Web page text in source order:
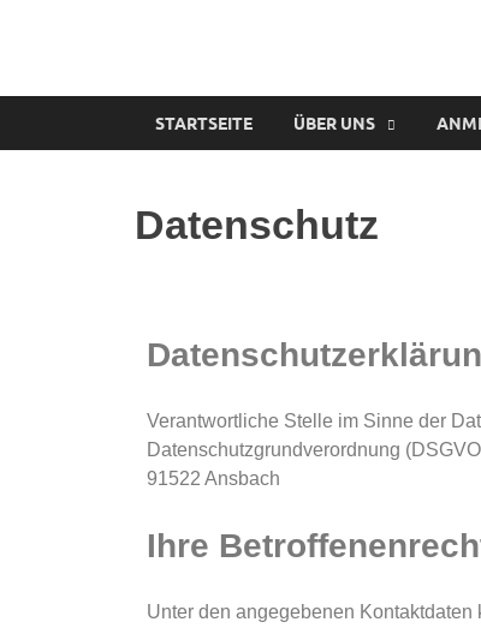
STARTSEITE ÜBER UNS
Datenschutz
Verantwortliche Stelle im Sinne der
Datenschutzgrundverordnung
91522 Ansbach
Ihre
Unter den angegebenen